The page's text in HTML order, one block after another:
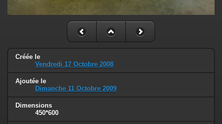
Créée le
Vendredi 17 Octobre 2008
Ajoutée le
Dimanche 11 Octobre 2009
Dimensions
450*600